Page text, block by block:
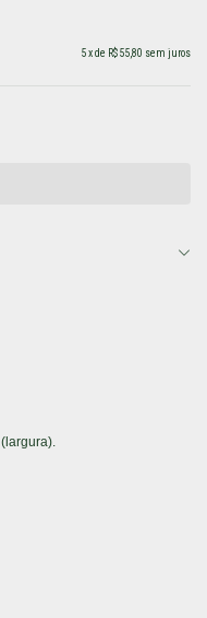
5x de R$55,80 sem juros